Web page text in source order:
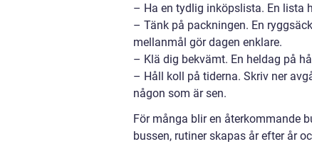
– Ha en tydlig inköpslista. En lista
– Tänk på packningen. En
mellanmål gör dagen enklare.
– Klä dig bekvämt. En heldag på
– Håll koll på tiderna. Skriv ner
någon som är sen.
För många blir en återkommande
bussen, rutiner skapas år efter år